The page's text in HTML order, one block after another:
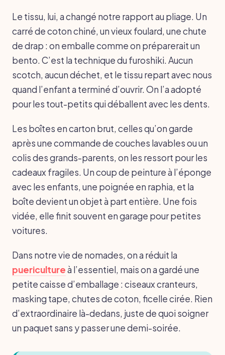
Le tissu, lui, a changé notre rapport au pliage. Un
carré de coton chiné, un vieux foulard, une chute
de drap : on emballe comme on préparerait un
bento. C’est la technique du furoshiki. Aucun
scotch, aucun déchet, et le tissu repart avec nous
quand l’enfant a terminé d’ouvrir. On l’a adopté
pour les tout-petits qui déballent avec les dents.
Les boîtes en carton brut, celles qu’on garde
après une commande de couches lavables ou un
colis des grands-parents, on les ressort pour les
cadeaux fragiles. Un coup de peinture à l’éponge
avec les enfants, une poignée en raphia, et la
boîte devient un objet à part entière. Une fois
vidée, elle finit souvent en garage pour petites
voitures.
Dans notre vie de nomades, on a réduit la
puericultureà l’essentiel, mais on a gardé une
petite caisse d’emballage : ciseaux cranteurs,
masking tape, chutes de coton, ficelle cirée. Rien
d’extraordinaire là-dedans, juste de quoi soigner
un paquet sans y passer une demi-soirée.